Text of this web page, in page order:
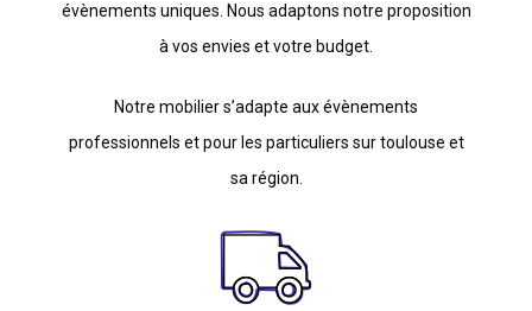
évènements uniques. Nous adaptons notre proposition
à vos envies et votre budget.
Notre mobilier s’adapte aux évènements
professionnels et pour les particuliers sur toulouse et
sa région.